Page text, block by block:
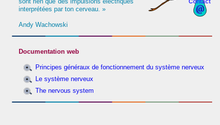
Contact
interprétées par ton cerveau. »
Andy Wachowski
Documentation web
Principes généraux de fonctionnement du système nerveux
Le système nerveux
The nervous system